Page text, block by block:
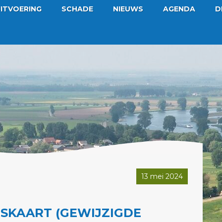
SCHADE NIEUWS AGENDA
(GEWIJZIGDE
13 mei 2024